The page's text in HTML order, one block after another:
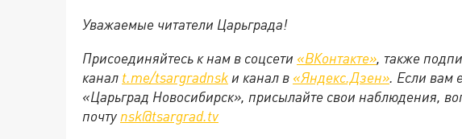
Уважаемые читатели Царьграда!
Присоединяйтесь к нам в соцсети «ВКонтакте», также
канал t.me/tsargradnsk и канал в «Яндекс.Дзен». Если вам
«Царьград Новосибирск», присылайте свои наблюдения,
почту nsk@tsargrad.tv